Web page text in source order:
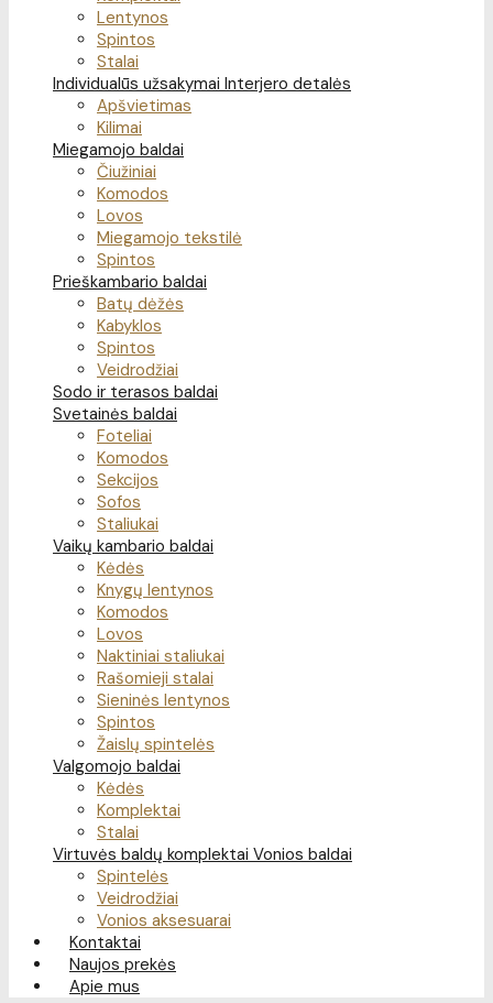
Lentynos
Spintos
Stalai
Individualūs užsakymai Interjero detalės
Apšvietimas
Kilimai
Miegamojo baldai
Čiužiniai
Komodos
Lovos
Miegamojo tekstilė
Spintos
Prieškambario baldai
Batų dėžės
Kabyklos
Spintos
Veidrodžiai
Sodo ir terasos baldai
Svetainės baldai
Foteliai
Komodos
Sekcijos
Sofos
Staliukai
Vaikų kambario baldai
Kėdės
Knygų lentynos
Komodos
Lovos
Naktiniai staliukai
Rašomieji stalai
Sieninės lentynos
Spintos
Žaislų spintelės
Valgomojo baldai
Kėdės
Komplektai
Stalai
Virtuvės baldų komplektai Vonios baldai
Spintelės
Veidrodžiai
Vonios aksesuarai
Kontaktai
Naujos prekės
Apie mus